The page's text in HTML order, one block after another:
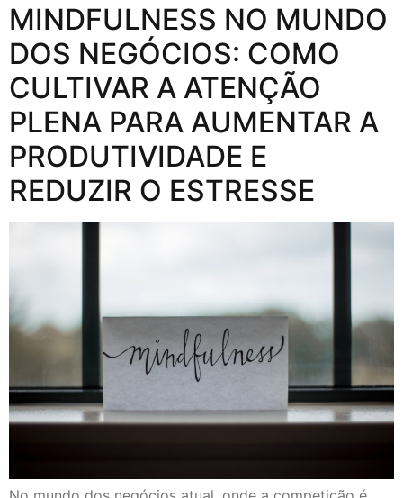
MINDFULNESS NO MUNDO
DOS NEGÓCIOS: COMO
CULTIVAR A ATENÇÃO
PLENA PARA AUMENTAR A
PRODUTIVIDADE E
REDUZIR O ESTRESSE